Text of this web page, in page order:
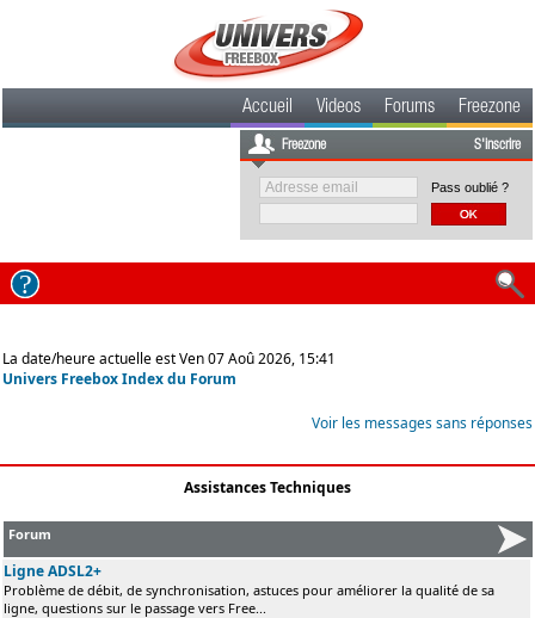
Accueil Videos Forums Freezone
Freezone S'inscrire
Pass oublié ?
La date/heure actuelle est Ven 07 Aoû 2026, 15:41
Univers Freebox Index du Forum
Voir les messages sans réponses
Assistances Techniques
Forum
Ligne ADSL2+
Problème de débit, de synchronisation, astuces pour améliorer la qualité de sa
ligne, questions sur le passage vers Free...